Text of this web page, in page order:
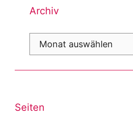
Archiv
Archiv
Seiten